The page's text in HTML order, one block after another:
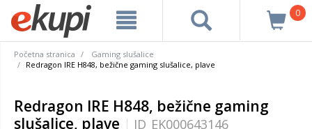
0
Početna stranica
Gaming slušalice
Redragon IRE H848, bežične gaming slušalice, plave
Redragon IRE H848, bežične gaming
slušalice, plave
ID EK000643146